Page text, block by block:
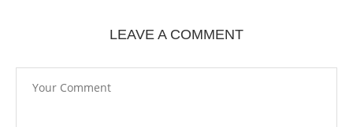
LEAVE A COMMENT